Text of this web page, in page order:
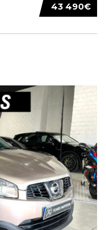
43 490€